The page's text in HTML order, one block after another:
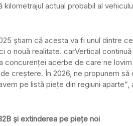
actual probabil al
știam că acesta va fi unul dintre
o nouă realitate. carVertical
concurenței acerbe de care ne
creștere. În 2026, ne propunem
pe listă piețe din regiuni
și extinderea pe piețe noi